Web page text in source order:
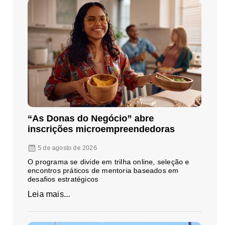
“As Donas do Negócio” abre
inscrições microempreendedoras
5 de agosto de 2026
O programa se divide em trilha online, seleção e
encontros práticos de mentoria baseados em
desafios estratégicos
Leia mais...